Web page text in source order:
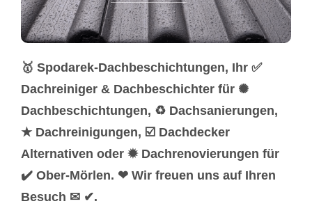
🥇 Spodarek-Dachbeschichtungen, Ihr ✅
Dachreiniger & Dachbeschichter für ✺
Dachbeschichtungen, ♻ Dachsanierungen,
★ Dachreinigungen, ☑️ Dachdecker
Alternativen oder ✹ Dachrenovierungen für
✔️ Ober-Mörlen. ❤ Wir freuen uns auf Ihren
Besuch ✉ ✔.